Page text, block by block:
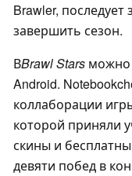
Brawler,
завершить сезон.
ВBrawl Stars можно
Android.
коллаборации
которой приняли
скины и
девяти побед в